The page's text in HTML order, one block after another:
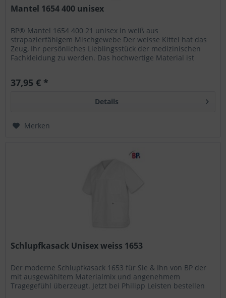
Mantel 1654 400 unisex
BP® Mantel 1654 400 21 unisex in weiß aus
strapazierfähigem Mischgewebe Der weisse Kittel hat das
Zeug, Ihr persönliches Lieblingsstück der medizinischen
Fachkleidung zu werden. Das hochwertige Material ist
37,95 € *
Details
Merken
Schlupfkasack Unisex weiss 1653
Der moderne Schlupfkasack 1653 für Sie & Ihn von BP der
mit ausgewähltem Materialmix und angenehmem
Tragegefühl überzeugt. Jetzt bei Philipp Leisten bestellen